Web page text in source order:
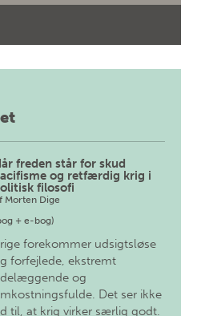
freden står for skud
og retfærdig krig i
filosofi
Morten Dige
+ e-bog)
forekommer udsigtsløse
forfejlede, ekstremt
og
Det ser ikke
til, at krig virker særlig godt.